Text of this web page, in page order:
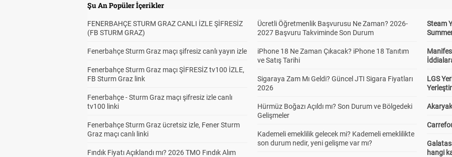
Şu An Popüler İçerikler
FENERBAHÇE STURM GRAZ CANLI İZLE ŞİFRESİZ
(FB STURM GRAZ)
Fenerbahçe Sturm Graz maçı şifresiz canlı yayın izle
Fenerbahçe Sturm Graz maçı ŞİFRESİZ tv100 İZLE,
FB Sturm Graz link
Fenerbahçe - Sturm Graz maçı şifresiz izle canlı
tv100 linki
Fenerbahçe Sturm Graz ücretsiz izle, Fener Sturm
Graz maçı canlı linki
Fındık Fiyatı Açıklandı mı? 2026 TMO Fındık Alım
Ücretli Öğretmenlik Başvurusu Ne Zaman? 2026-
2027 Başvuru Takviminde Son Durum
iPhone 18 Ne Zaman Çıkacak? iPhone 18 Tanıtım
ve Satış Tarihi
Sigaraya Zam Mı Geldi? Güncel JTI Sigara Fiyatları
2026
Hürmüz Boğazı Açıldı mı? Son Durum ve Bölgedeki
Gelişmeler
Kademeli emeklilik gelecek mi? Kademeli emeklilikte
son durum nedir, yeni gelişme var mı?
Steam
LGS
hangi